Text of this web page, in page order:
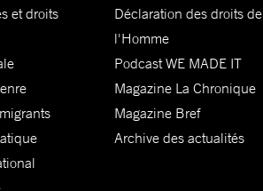
et droits
Déclaration des droits de
l'Homme
Podcast WE MADE IT
Magazine La Chronique
Magazine Bref
Archive des actualités